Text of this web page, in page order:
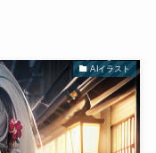
AIイラスト